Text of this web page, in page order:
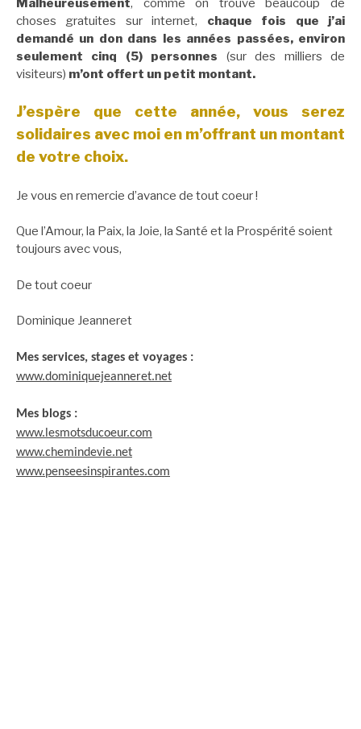
choses gratuites sur internet, chaque fois que j’ai
demandé un don dans les années passées, environ
seulement cinq (5) personnes (sur des milliers de
visiteurs) m’ont offert un petit montant.
J’espère que cette année, vous serez
solidaires avec moi en m’offrant un montant
de votre choix.
Je vous en remercie d’avance de tout coeur !
Que l’Amour, la Paix, la Joie, la Santé et la Prospérité soient
toujours avec vous,
De tout coeur
Dominique Jeanneret
Mes services, stages et voyages :
www.dominiquejeanneret.net
Mes blogs :
www.lesmotsducoeur.com
www.chemindevie.net
www.penseesinspirantes.com